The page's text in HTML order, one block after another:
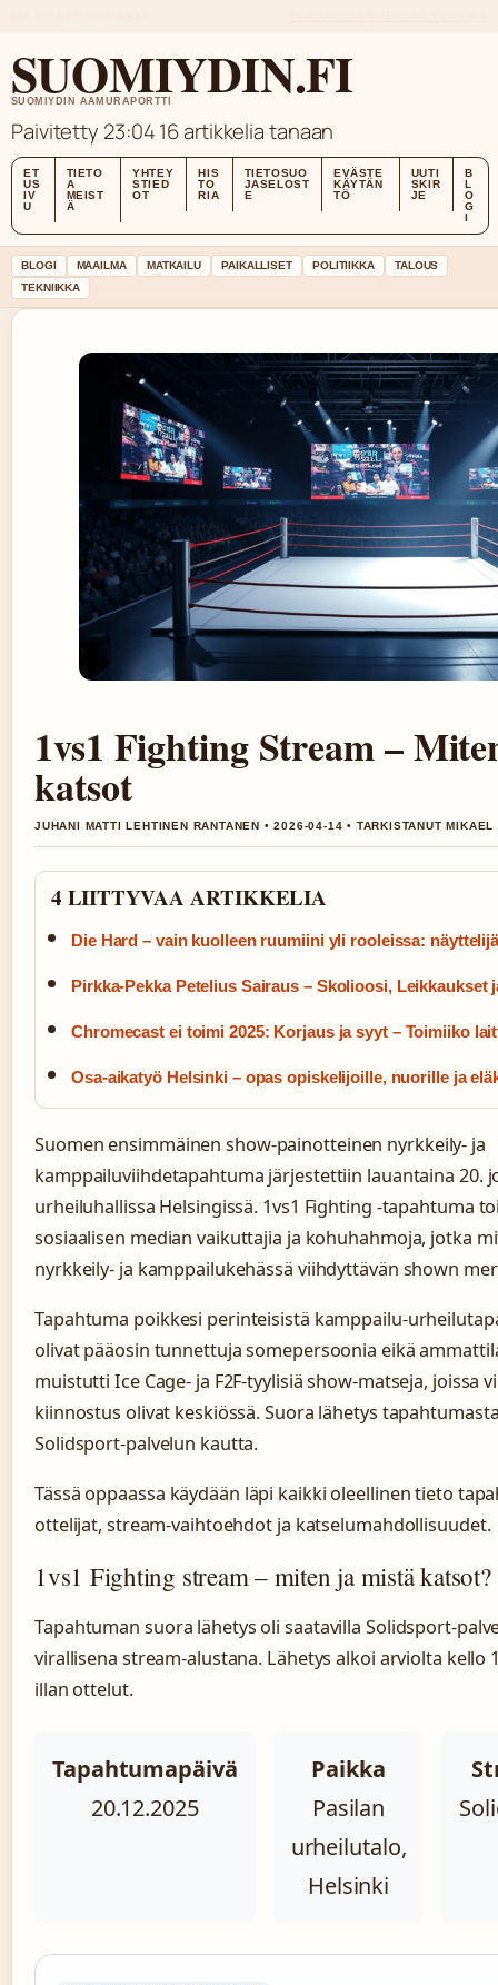
SUOMIYDIN.FI
SUOMIYDIN AAMURAPORTTI
Paivitetty 23:0416 artikkelia tanaan
ET
US
IV
U
TIETO
A
MEIST
Ä
YHTEY
STIED
OT
HIS
TO
RIA
TIETOSUO
JASELOST
E
EVÄSTE
KÄYTÄN
TÖ
UUTI
SKIR
JE
B
L
O
G
I
BLOGI MAAILMA MATKAILU PAIKALLISET POLITIIKKA
TALOUS
TEKNIIKKA
1vs1 Fighting Stream –
katsot
JUHANI MATTI LEHTINEN RANTANEN • 2026-04-14 • TARKISTANUT MIKAEL
4 LIITTYVAA ARTIKKELIA
Die Hard – vain kuolleen ruumiini yli rooleissa:
Pirkka-Pekka Petelius Sairaus – Skolioosi, Leikkaukset
Chromecast ei toimi 2025: Korjaus ja syyt – Toimiiko
Osa-aikatyö Helsinki – opas opiskelijoille, nuorille ja
Suomen ensimmäinen show-painotteinen nyrkkeily- ja
kamppailuviihdetapahtuma järjestettiin lauantaina 20.
urheiluhallissa Helsingissä. 1vs1 Fighting -tapahtuma
sosiaalisen median vaikuttajia ja kohuhahmoja, jotka
nyrkkeily- ja kamppailukehässä viihdyttävän shown
Tapahtuma poikkesi perinteisistä kamppailu-
olivat pääosin tunnettuja somepersoonia eikä
muistutti Ice Cage- ja F2F-tyylisiä show-matseja, joissa
kiinnostus olivat keskiössä. Suora lähetys
Solidsport-palvelun kautta.
Tässä oppaassa käydään läpi kaikki oleellinen tieto
ottelijat, stream-vaihtoehdot ja katselumahdollisuudet.
1vs1 Fighting stream – miten ja mistä katsot?
Tapahtuman suora lähetys oli saatavilla Solidsport-
virallisena stream-alustana. Lähetys alkoi arviolta kello
illan ottelut.
Tapahtumapäivä
20.12.2025
Paikka
Pasilan
urheilutalo,
Helsinki